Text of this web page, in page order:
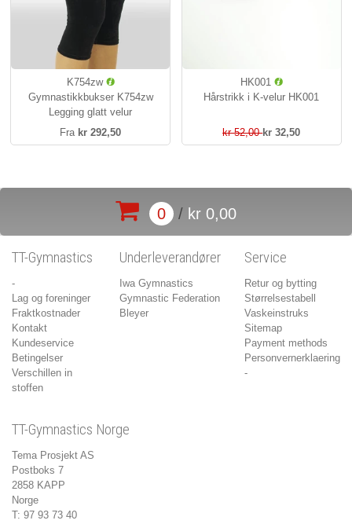
K754zw
Gymnastikkbukser K754zw
Legging glatt velur
Fra kr 292,50
HK001
Hårstrikk i K-velur HK001
kr 52,00kr 32,50
0 / kr 0,00
TT-Gymnastics
-
Lag og foreninger
Fraktkostnader
Kontakt
Kundeservice
Betingelser
Verschillen in
stoffen
Underleverandører
Iwa Gymnastics
Gymnastic Federation
Bleyer
Service
Retur og bytting
Størrelsestabell
Vaskeinstruks
Sitemap
Payment methods
Personvernerklaering
-
TT-Gymnastics Norge
Tema Prosjekt AS
Postboks 7
2858 KAPP
Norge
T: 97 93 73 40